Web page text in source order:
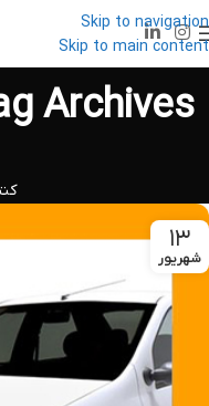
Skip to navigation
Skip to main content
۱۳
شهریور